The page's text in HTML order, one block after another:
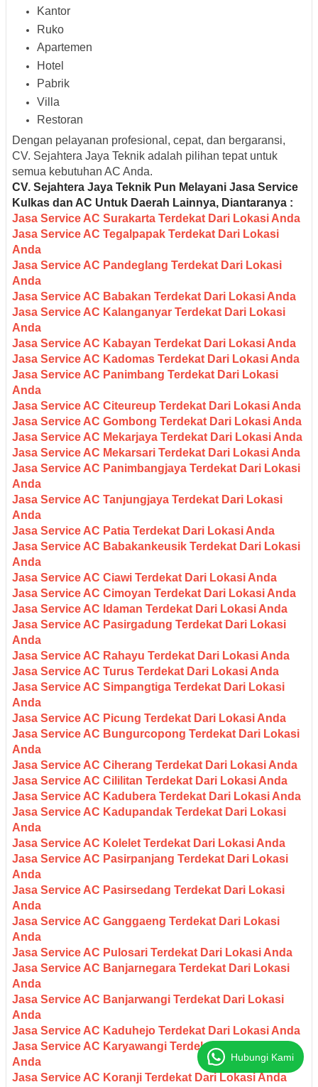
Kantor
Ruko
Apartemen
Hotel
Pabrik
Villa
Restoran
Dengan pelayanan profesional, cepat, dan bergaransi,
CV. Sejahtera Jaya Teknik adalah pilihan tepat untuk
semua kebutuhan AC Anda.
CV. Sejahtera Jaya Teknik Pun Melayani Jasa Service
Kulkas dan AC Untuk Daerah Lainnya, Diantaranya :
Jasa Service AC Surakarta Terdekat Dari Lokasi Anda
Jasa Service AC Tegalpapak Terdekat Dari Lokasi
Anda
Jasa Service AC Pandeglang Terdekat Dari Lokasi
Anda
Jasa Service AC Babakan Terdekat Dari Lokasi Anda
Jasa Service AC Kalanganyar Terdekat Dari Lokasi
Anda
Jasa Service AC Kabayan Terdekat Dari Lokasi Anda
Jasa Service AC Kadomas Terdekat Dari Lokasi Anda
Jasa Service AC Panimbang Terdekat Dari Lokasi
Anda
Jasa Service AC Citeureup Terdekat Dari Lokasi Anda
Jasa Service AC Gombong Terdekat Dari Lokasi Anda
Jasa Service AC Mekarjaya Terdekat Dari Lokasi Anda
Jasa Service AC Mekarsari Terdekat Dari Lokasi Anda
Jasa Service AC Panimbangjaya Terdekat Dari Lokasi
Anda
Jasa Service AC Tanjungjaya Terdekat Dari Lokasi
Anda
Jasa Service AC Patia Terdekat Dari Lokasi Anda
Jasa Service AC Babakankeusik Terdekat Dari Lokasi
Anda
Jasa Service AC Ciawi Terdekat Dari Lokasi Anda
Jasa Service AC Cimoyan Terdekat Dari Lokasi Anda
Jasa Service AC Idaman Terdekat Dari Lokasi Anda
Jasa Service AC Pasirgadung Terdekat Dari Lokasi
Anda
Jasa Service AC Rahayu Terdekat Dari Lokasi Anda
Jasa Service AC Turus Terdekat Dari Lokasi Anda
Jasa Service AC Simpangtiga Terdekat Dari Lokasi
Anda
Jasa Service AC Picung Terdekat Dari Lokasi Anda
Jasa Service AC Bungurcopong Terdekat Dari Lokasi
Anda
Jasa Service AC Ciherang Terdekat Dari Lokasi Anda
Jasa Service AC Cililitan Terdekat Dari Lokasi Anda
Jasa Service AC Kadubera Terdekat Dari Lokasi Anda
Jasa Service AC Kadupandak Terdekat Dari Lokasi
Anda
Jasa Service AC Kolelet Terdekat Dari Lokasi Anda
Jasa Service AC Pasirpanjang Terdekat Dari Lokasi
Anda
Jasa Service AC Pasirsedang Terdekat Dari Lokasi
Anda
Jasa Service AC Ganggaeng Terdekat Dari Lokasi
Anda
Jasa Service AC Pulosari Terdekat Dari Lokasi Anda
Jasa Service AC Banjarnegara Terdekat Dari Lokasi
Anda
Jasa Service AC Banjarwangi Terdekat Dari Lokasi
Anda
Jasa Service AC Kaduhejo Terdekat Dari Lokasi Anda
Jasa Service AC Karyawangi Terdekat Dari Lokasi
Anda
Jasa Service AC Koranji Terdekat Dari Lokasi Anda
Hubungi Kami